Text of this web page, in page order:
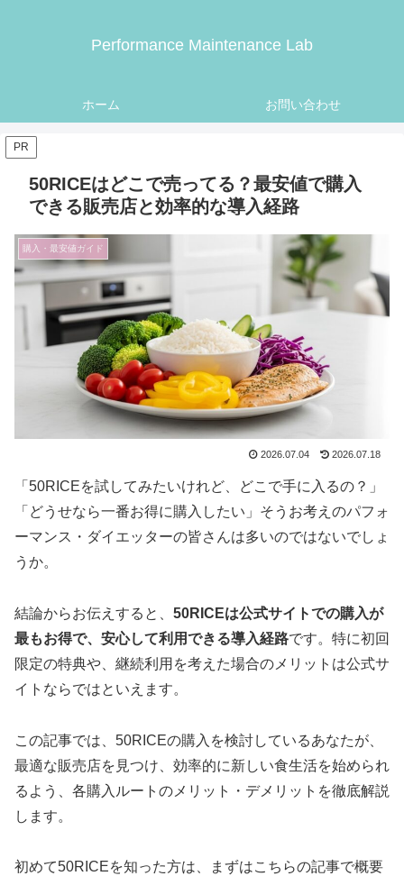
Performance Maintenance Lab
ホーム お問い合わせ
PR
50RICEはどこで売ってる？最安値で購入
できる販売店と効率的な導入経路
購入・最安値ガイド
2026.07.04 2026.07.18
「50RICEを試してみたいけれど、どこで手に入るの？」
「どうせなら一番お得に購入したい」そうお考えのパフォ
ーマンス・ダイエッターの皆さんは多いのではないでしょ
うか。
結論からお伝えすると、 50RICEは公式サイトでの購入が
最もお得で、安心して利用できる導入経路です。特に初回
限定の特典や、継続利用を考えた場合のメリットは公式サ
イトならではといえます。
この記事では、50RICEの購入を検討しているあなたが、
最適な販売店を見つけ、効率的に新しい食生活を始められ
るよう、各購入ルートのメリット・デメリットを徹底解説
します。
初めて50RICEを知った方は、まずはこちらの記事で概要